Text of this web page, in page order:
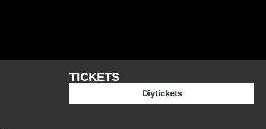
TICKETS
Diytickets